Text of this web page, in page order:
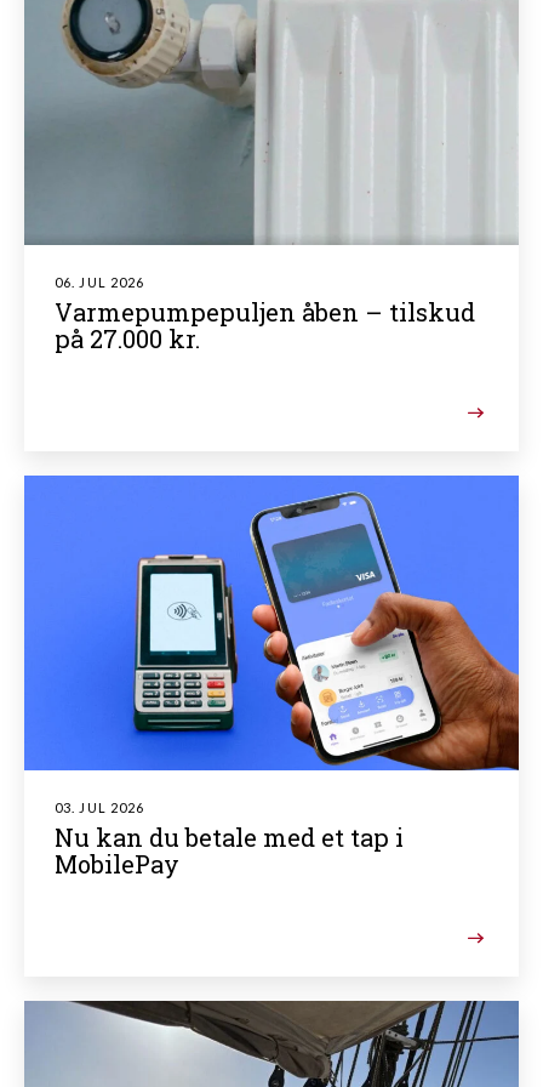
06. JUL 2026
Varmepumpepuljen åben – tilskud
på 27.000 kr.
03. JUL 2026
Nu kan du betale med et tap i
MobilePay